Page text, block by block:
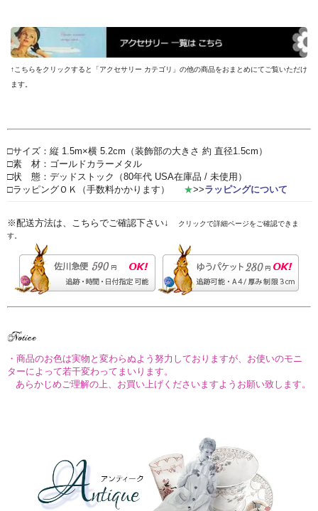
↑こちらをクリックすると「アクセサリー カテゴリ」の他の商品をおまとめにてご覧いただけ
ます。
□サイズ：縦 1.5m×横 5.2cm（装飾部の大きさ 約 直径1.5cm）
□素 材：ゴールドカラーメタル
□状 態：デッドストック（80年代 USA在庫品 / 未使用）
□ラッピングＯＫ（手数料かかります） ★>>ラッピングについて
※配送方法は、こちらでご確認下さい↓
クリックで詳細ページをご確認できま
す。
・商品のお色は実物と変わらぬよう努力しておりますが、お使いのモニ
ターによって若干変わってまいります。
あらかじめご理解の上、お買い上げくださいますようお願い致します。